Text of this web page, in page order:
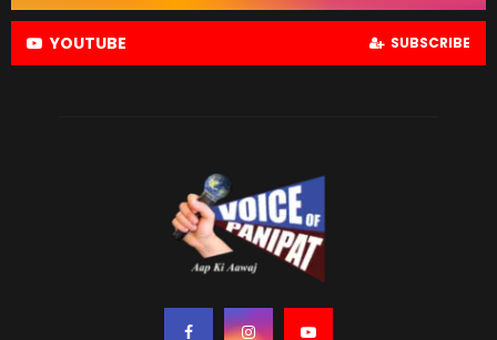
YOUTUBE SUBSCRIBE